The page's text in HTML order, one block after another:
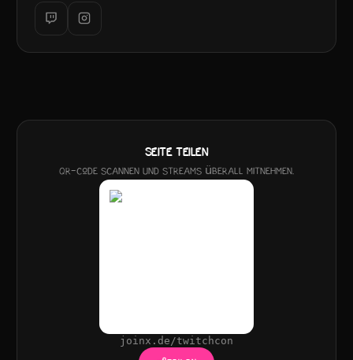
SEITE TEILEN
QR-Code scannen und Streams überall mitnehmen.
joinx.de/twitchcon